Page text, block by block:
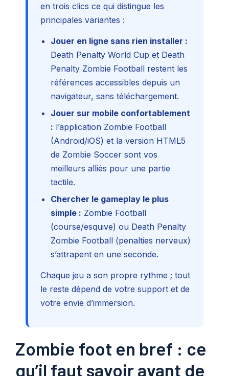
en trois clics ce qui distingue les
principales variantes :
Jouer en ligne sans rien installer :
Death Penalty World Cup et Death
Penalty Zombie Football restent les
références accessibles depuis un
navigateur, sans téléchargement.
Jouer sur mobile confortablement
: l’application Zombie Football
(Android/iOS) et la version HTML5
de Zombie Soccer sont vos
meilleurs alliés pour une partie
tactile.
Chercher le gameplay le plus
simple : Zombie Football
(course/esquive) ou Death Penalty
Zombie Football (penalties nerveux)
s’attrapent en une seconde.
Chaque jeu a son propre rythme ; tout
le reste dépend de votre support et de
votre envie d’immersion.
Zombie foot en bref : ce
qu’il faut savoir avant de